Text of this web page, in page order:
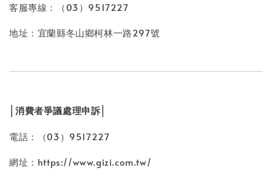
客服專線：（03）9517227
地址：宜蘭縣冬山鄉柯林一路297號
消費者爭議處理申訴
電話：（03）9517227
網址：https://www.gizi.com.tw/